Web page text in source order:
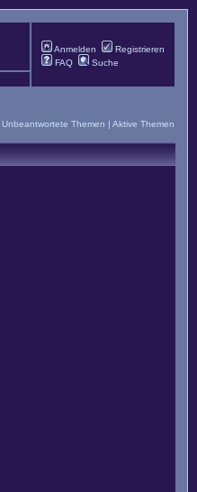
Anmelden
Registrieren
FAQ
Suche
Unbeantwortete Themen | Aktive Themen